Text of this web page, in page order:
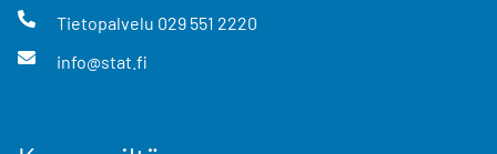
Tietopalvelu 029 551 2220
info@stat.fi